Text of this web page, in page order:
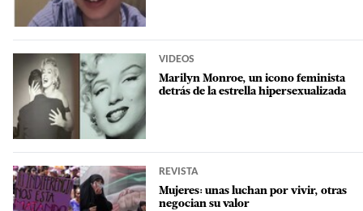
VIDEOS
Marilyn Monroe, un icono feminista
detrás de la estrella hipersexualizada
REVISTA
Mujeres: unas luchan por vivir, otras
negocian su valor